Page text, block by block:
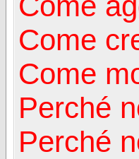
Come
Come
Perché
Perché